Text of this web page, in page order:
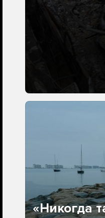
«Никогда